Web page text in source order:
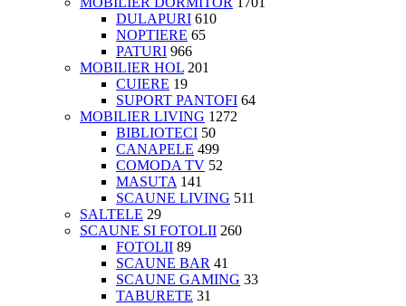
DULAPURI 610
NOPTIERE 65
PATURI 966
MOBILIER HOL 201
CUIERE 19
SUPORT PANTOFI 64
MOBILIER LIVING 1272
BIBLIOTECI 50
CANAPELE 499
COMODA TV 52
MASUTA 141
SCAUNE LIVING 511
SALTELE 29
SCAUNE SI FOTOLII 260
FOTOLII 89
SCAUNE BAR 41
SCAUNE GAMING 33
TABURETE 31